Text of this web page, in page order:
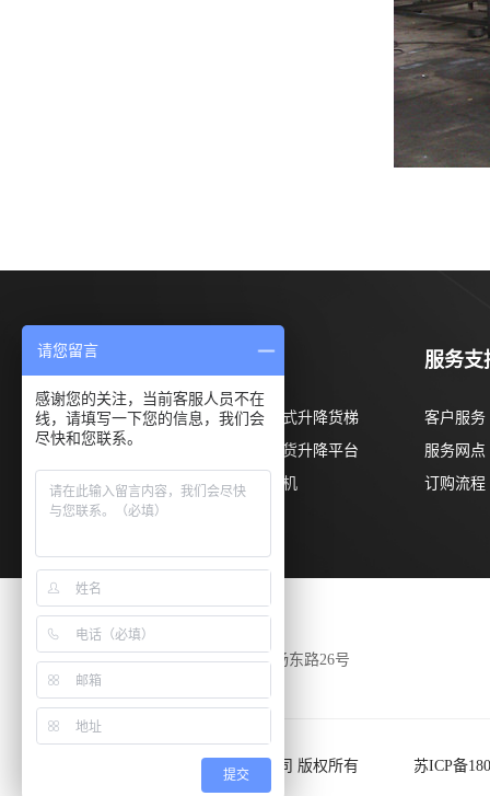
产品展示
固定式升降机
导轨式升降货梯
液压登车桥
装卸货升降平台
移动式剪叉高空作业平台
传菜机
服务支
客户服务
服务网点
订购流程
江苏省昆山市新杨东路26号
昆山浮升克思液压设备有限公司 版权所有 苏ICP备
请您留言
感谢您的关注，当前客服人员不在
线，请填写一下您的信息，我们会
尽快和您联系。
提交